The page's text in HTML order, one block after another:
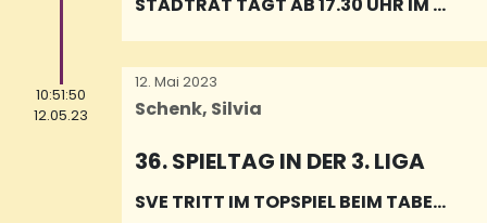
10:51:50
12.05.23
12. Mai 2023
Schenk, Silvia
36. SPIELTAG IN DER 3. LIGA
SVE TRITT IM TOPSPIEL BEIM TABEL